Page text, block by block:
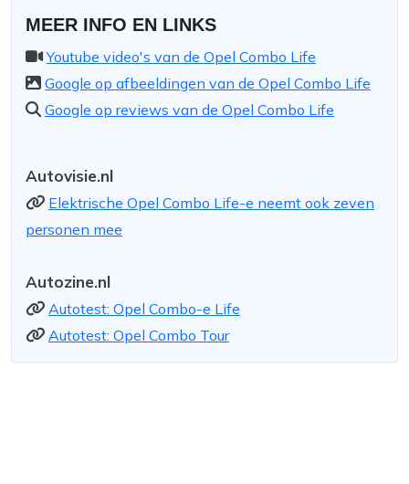
MEER INFO EN LINKS
Youtube video's van de Opel Combo Life
Google op afbeeldingen van de Opel Combo Life
Google op reviews van de Opel Combo Life
Autovisie.nl
Elektrische Opel Combo Life-e neemt ook zeven
personen mee
Autozine.nl
Autotest: Opel Combo-e Life
Autotest: Opel Combo Tour